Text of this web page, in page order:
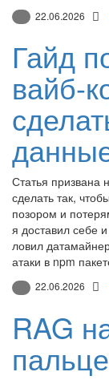
22.06.2026
Гайд
вайб-
Статья призвана
сделать так,
позором и
я доставил себе
ловил
атаки в npm
22.06.2026
RAG